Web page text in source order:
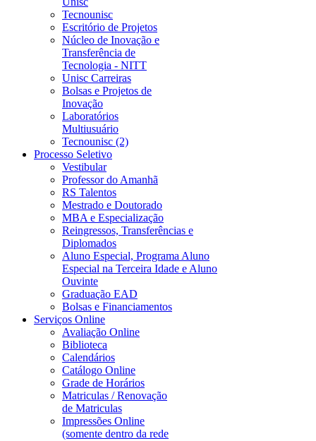
Tecnounisc
Escritório de Projetos
Núcleo de Inovação e
Transferência de
Tecnologia - NITT
Unisc Carreiras
Bolsas e Projetos de
Inovação
Laboratórios
Multiusuário
Tecnounisc (2)
Processo Seletivo
Vestibular
Professor do Amanhã
RS Talentos
Mestrado e Doutorado
MBA e Especialização
Reingressos, Transferências e
Diplomados
Aluno Especial, Programa Aluno
Especial na Terceira Idade e Aluno
Ouvinte
Graduação EAD
Bolsas e Financiamentos
Serviços Online
Avaliação Online
Biblioteca
Calendários
Catálogo Online
Grade de Horários
Matriculas / Renovação
de Matriculas
Impressões Online
(somente dentro da rede